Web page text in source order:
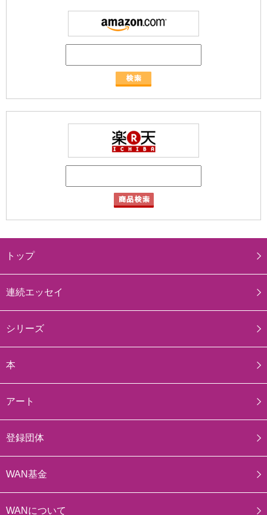
トップ
連続エッセイ
シリーズ
本
アート
登録団体
WAN基金
WANについて